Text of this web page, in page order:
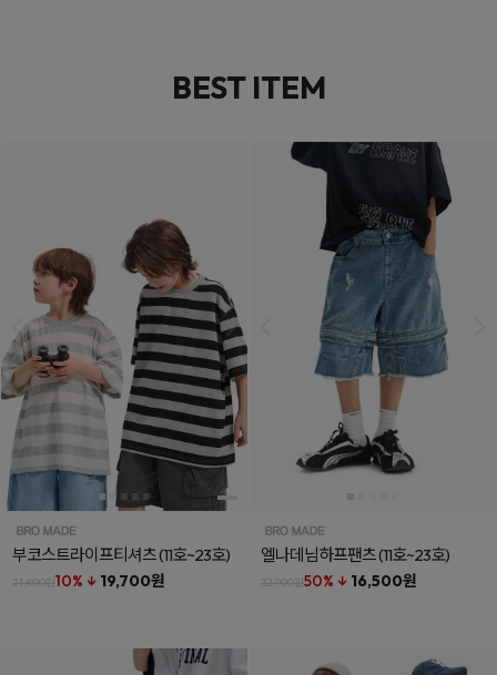
BEST ITEM
부코스트라이프티셔츠(11호~23호)
21,800원10% ↓ 19,700원
엘나데님하프팬츠(11호~23호)
32,900원50% ↓ 16,500원